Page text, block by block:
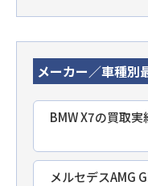
メーカー／車種別
BMW X7の買取実
メルセデスAMG